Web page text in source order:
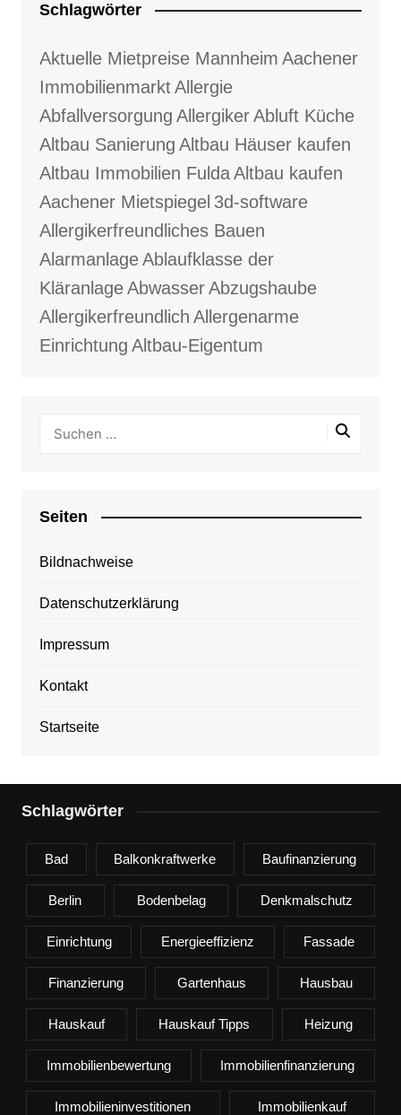
Schlagwörter
Aktuelle Mietpreise Mannheim Aachener
ImmobilienmarktAllergie
Abfallversorgung AllergikerAbluft Küche
Altbau Sanierung Altbau Häuser kaufen
Altbau Immobilien FuldaAltbau kaufen
Aachener Mietspiegel 3d-software
Allergikerfreundliches Bauen
AlarmanlageAblaufklasse der
KläranlageAbwasserAbzugshaube
Allergikerfreundlich Allergenarme
Einrichtung Altbau-Eigentum
Seiten
Bildnachweise
Datenschutzerklärung
Impressum
Kontakt
Startseite
Schlagwörter
Bad Balkonkraftwerke Baufinanzierung
Berlin Bodenbelag Denkmalschutz
Einrichtung Energieeffizienz Fassade
Finanzierung Gartenhaus Hausbau
Hauskauf Hauskauf Tipps Heizung
Immobilienbewertung Immobilienfinanzierung
Immobilieninvestitionen Immobilienkauf